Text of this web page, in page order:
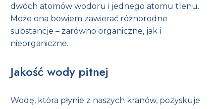
dwóch atomów wodoru i jednego atomu tlenu.
Może ona bowiem zawierać różnorodne
substancje – zarówno organiczne, jak i
nieorganiczne.
Jakość wody pitnej
Wodę, która płynie z naszych kranów, pozyskuje